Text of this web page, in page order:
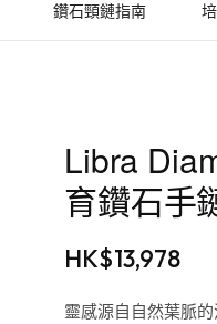
鑽石頸鏈指南
Libra
育鑽石手
HK$13,978
靈感源自自然葉脈